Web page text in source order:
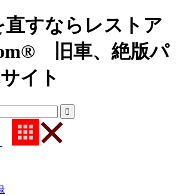
直すならレストア
旧車、絶版パ
イト